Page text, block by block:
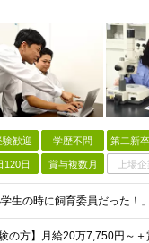
験歓迎 学歴不問 第二新
120日 賞与複数月 上場